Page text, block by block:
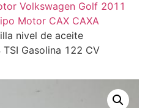
Volkswagen Golf 2011
Motor CAX CAXA
nivel de aceite
Gasolina 122 CV